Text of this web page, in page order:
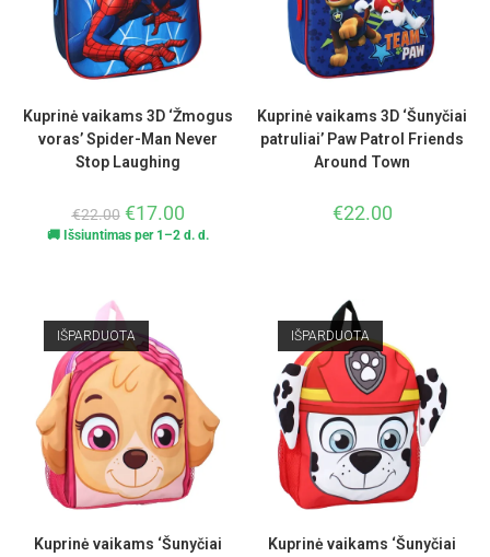
Kuprinė vaikams 3D ‘Žmogus
voras’ Spider-Man Never
Stop Laughing
€22.00 €17.00
🚚 Išsiuntimas per 1–2 d. d.
Kuprinė vaikams 3D ‘Šunyčiai
patruliai’ Paw Patrol Friends
Around Town
€22.00
IŠPARDUOTA
Kuprinė vaikams ‘Šunyčiai
IŠPARDUOTA
Kuprinė vaikams ‘Šunyčiai